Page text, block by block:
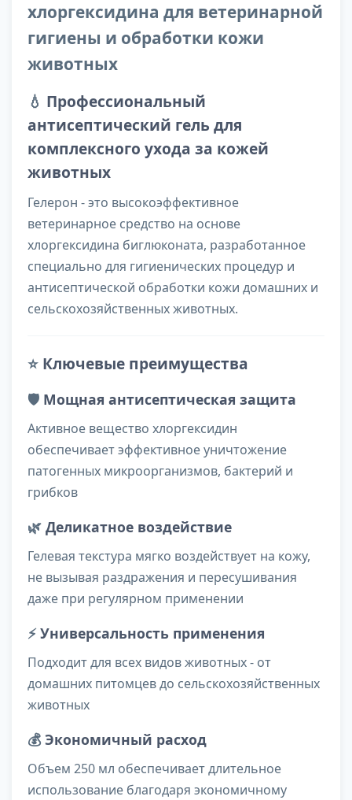
хлоргексидина для ветеринарной
гигиены и обработки кожи
животных
💧 Профессиональный
антисептический гель для
комплексного ухода за кожей
животных
Гелерон - это высокоэффективное
ветеринарное средство на основе
хлоргексидина биглюконата, разработанное
специально для гигиенических процедур и
антисептической обработки кожи домашних и
сельскохозяйственных животных.
⭐ Ключевые преимущества
🛡️ Мощная антисептическая защита
Активное вещество хлоргексидин
обеспечивает эффективное уничтожение
патогенных микроорганизмов, бактерий и
грибков
🌿 Деликатное воздействие
Гелевая текстура мягко воздействует на кожу,
не вызывая раздражения и пересушивания
даже при регулярном применении
⚡ Универсальность применения
Подходит для всех видов животных - от
домашних питомцев до сельскохозяйственных
животных
💰 Экономичный расход
Объем 250 мл обеспечивает длительное
использование благодаря экономичному